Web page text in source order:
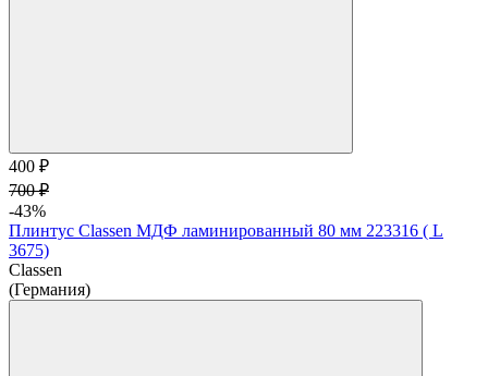
400 ₽
700 ₽
-43%
Плинтус Classen МДФ ламинированный 80 мм 223316 ( L
3675)
Classen
(Германия)